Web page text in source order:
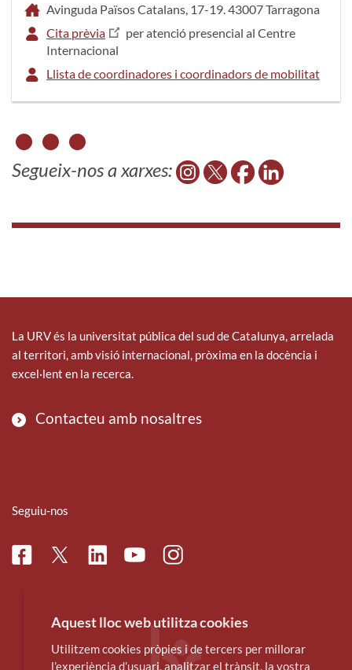
Avinguda Països Catalans, 17-19. 43007 Tarragona
Cita prèvia
per atenció presencial al Centre
Internacional
Llista de coordinadores i coordinadors de mobilitat
Segueix-nos a xarxes:
La URV és la universitat pública del sud de Catalunya, arrelada
al territori, amb visió internacional, pròxima en la docència i
excel·lent en la recerca.
Contacteu amb nosaltres
Seguiu-nos
FacebookTwitterLinkedinYoutubeInstagram
Aquest lloc web utilitza cookies
Utilitzem cookies pròpies i de tercers per millorar
l’experiència d’usuari, analitzar el trànsit, la vostra